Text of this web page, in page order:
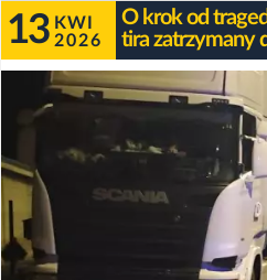
13 KWI
2026
O krok od
tira zatrzymany